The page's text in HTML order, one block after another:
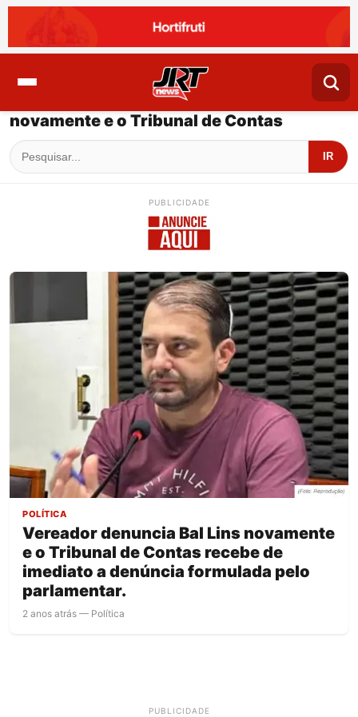
novamente e o Tribunal de Contas
IR
PUBLICIDADE
POLÍTICA
Vereador denuncia Bal Lins novamente
e o Tribunal de Contas recebe de
imediato a denúncia formulada pelo
parlamentar.
2 anos atrás — Política
PUBLICIDADE